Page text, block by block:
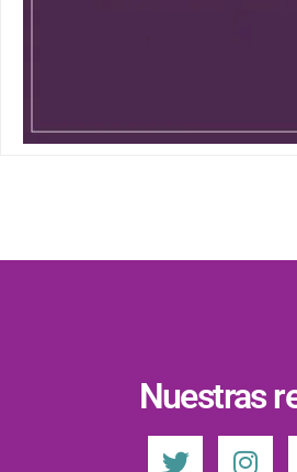
Nuestras